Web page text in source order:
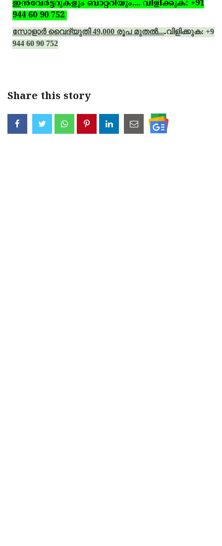
ഇന്‍വേര്‍ട്ടറുകളും ബാറ്ററിയും.... വിളിക്കുക: +91
944 60 90 752
സോളാര്‍ വൈദ്യുതി 49,000 രൂപ മുതല്‍....വിളിക്കുക: +91
944 60 90 752
Share this story